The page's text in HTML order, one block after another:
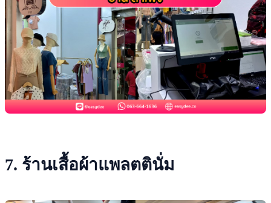
7. ร้านเสื้อผ้าแพลตตินั่ม